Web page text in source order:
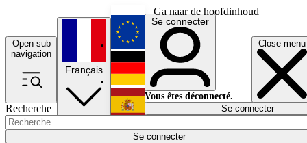
Ga naar de hoofdinhoud
Open sub
navigation
Close menu
Recherche
Se connecter
Économie
Français
English
Deutsch
Español
Se connecter
Vous êtes déconnecté.
Se connecter